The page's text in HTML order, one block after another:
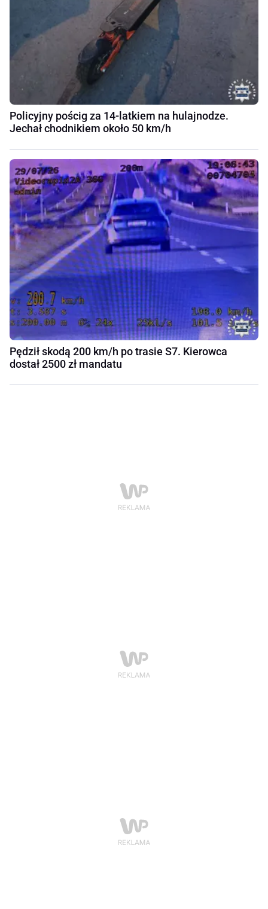
Policyjny pościg za 14-latkiem na hulajnodze.
Jechał chodnikiem około 50 km/h
Pędził skodą 200 km/h po trasie S7. Kierowca
dostał 2500 zł mandatu